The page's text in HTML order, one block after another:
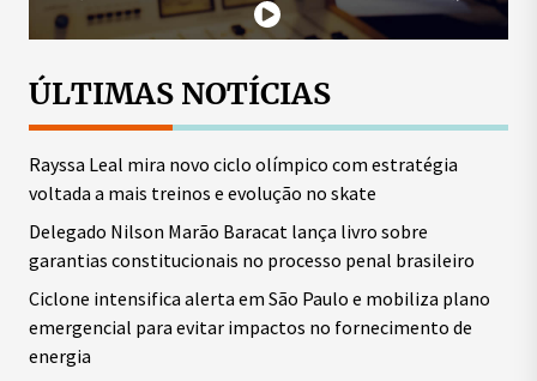
ÚLTIMAS NOTÍCIAS
Rayssa Leal mira novo ciclo olímpico com estratégia
voltada a mais treinos e evolução no skate
Delegado Nilson Marão Baracat lança livro sobre
garantias constitucionais no processo penal brasileiro
Ciclone intensifica alerta em São Paulo e mobiliza plano
emergencial para evitar impactos no fornecimento de
energia